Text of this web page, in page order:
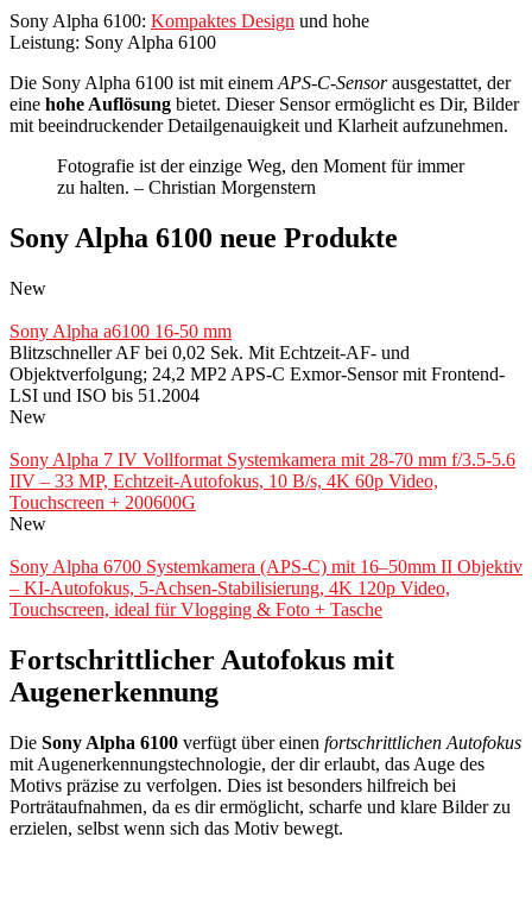
Sony Alpha 6100: Kompaktes Design und hohe
Leistung: Sony Alpha 6100
Die Sony Alpha 6100 ist mit einem APS-C-Sensorausgestattet, der
eine hohe Auflösung bietet. Dieser Sensor ermöglicht es Dir, Bilder
mit beeindruckender Detailgenauigkeit und Klarheit aufzunehmen.
Fotografie ist der einzige Weg, den Moment für immer
zu halten. – Christian Morgenstern
Sony Alpha 6100 neue Produkte
New
Sony Alpha a6100 16-50 mm
Blitzschneller AF bei 0,02 Sek. Mit Echtzeit-AF- und
Objektverfolgung; 24,2 MP2 APS-C Exmor-Sensor mit Frontend-
LSI und ISO bis 51.2004
New
Sony Alpha 7 IV Vollformat Systemkamera mit 28-70 mm f/3.5-5.6
IIV – 33 MP, Echtzeit-Autofokus, 10 B/s, 4K 60p Video,
Touchscreen + 200600G
New
Sony Alpha 6700 Systemkamera (APS-C) mit 16–50mm II Objektiv
– KI-Autofokus, 5-Achsen-Stabilisierung, 4K 120p Video,
Touchscreen, ideal für Vlogging & Foto + Tasche
Fortschrittlicher Autofokus mit
Augenerkennung
Die Sony Alpha 6100 verfügt über einen fortschrittlichen Autofokus
mit Augenerkennungstechnologie, der dir erlaubt, das Auge des
Motivs präzise zu verfolgen. Dies ist besonders hilfreich bei
Porträtaufnahmen, da es dir ermöglicht, scharfe und klare Bilder zu
erzielen, selbst wenn sich das Motiv bewegt.